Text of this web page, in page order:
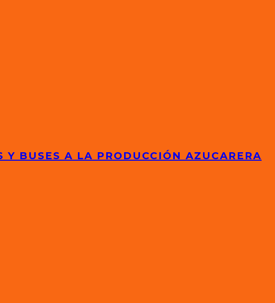
BUSES A LA PRODUCCIÓN AZUCARERA